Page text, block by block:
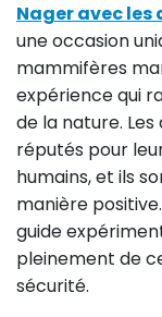
Nager avec
une occasion
mammifères
expérience qui
de la nature.
réputés pour
humains, et ils
manière
guide
pleinement de
sécurité.